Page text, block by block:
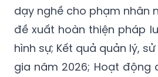
dạy nghề cho phạm nhân
đề xuất hoàn thiện pháp
hình sự; Kết quả quản lý,
gia năm 2026; Hoạt động